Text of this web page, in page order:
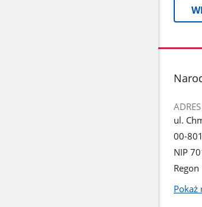
ADRES
ul.
00-
NIP
Pokaż